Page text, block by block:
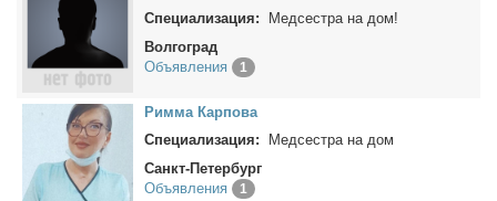
Специализация: Медсестра на дом!
Волгоград
Объявления
1
Рим­ма Кар­по­ва
Специализация: Медсестра на дом
Санкт-Петербург
Объявления
1